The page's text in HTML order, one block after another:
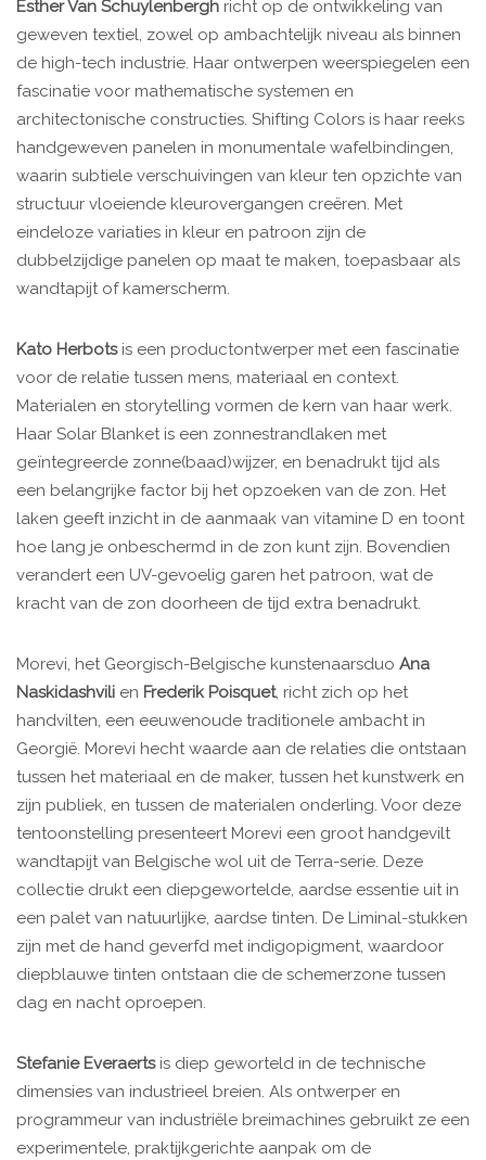
Esther Van Schuylenbergh richt op de ontwikkeling van
geweven textiel, zowel op ambachtelijk niveau als binnen
de high-tech industrie. Haar ontwerpen weerspiegelen een
fascinatie voor mathematische systemen en
architectonische constructies. Shifting Colors is haar reeks
handgeweven panelen in monumentale wafelbindingen,
waarin subtiele verschuivingen van kleur ten opzichte van
structuur vloeiende kleurovergangen creëren. Met
eindeloze variaties in kleur en patroon zijn de
dubbelzijdige panelen op maat te maken, toepasbaar als
wandtapijt of kamerscherm.
Kato Herbotsis een productontwerper met een fascinatie
voor de relatie tussen mens, materiaal en context.
Materialen en storytelling vormen de kern van haar werk.
Haar Solar Blanket is een zonnestrandlaken met
geïntegreerde zonne(baad)wijzer, en benadrukt tijd als
een belangrijke factor bij het opzoeken van de zon. Het
laken geeft inzicht in de aanmaak van vitamine D en toont
hoe lang je onbeschermd in de zon kunt zijn. Bovendien
verandert een UV-gevoelig garen het patroon, wat de
kracht van de zon doorheen de tijd extra benadrukt.
Morevi, het Georgisch-Belgische kunstenaarsduo Ana
Naskidashvili en Frederik Poisquet, richt zich op het
handvilten, een eeuwenoude traditionele ambacht in
Georgië. Morevi hecht waarde aan de relaties die ontstaan
tussen het materiaal en de maker, tussen het kunstwerk en
zijn publiek, en tussen de materialen onderling. Voor deze
tentoonstelling presenteert Morevi een groot handgevilt
wandtapijt van Belgische wol uit de Terra-serie. Deze
collectie drukt een diepgewortelde, aardse essentie uit in
een palet van natuurlijke, aardse tinten. De Liminal-stukken
zijn met de hand geverfd met indigopigment, waardoor
diepblauwe tinten ontstaan die de schemerzone tussen
dag en nacht oproepen.
Stefanie Everaertsis diep geworteld in de technische
dimensies van industrieel breien. Als ontwerper en
programmeur van industriële breimachines gebruikt ze een
experimentele, praktijkgerichte aanpak om de